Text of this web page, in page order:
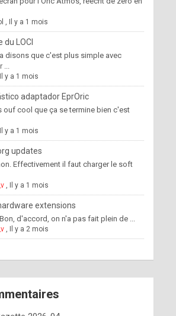
, Il y a 1 mois
du LOCI
disons que c'est plus simple avec
...
Il y a 1 mois
adaptador EprOric
ouf cool que ça se termine bien c'est
Il y a 1 mois
updates
Effectivement il faut charger le soft
, Il y a 1 mois
extensions
d'accord, on n'a pas fait plein de ...
, Il y a 2 mois